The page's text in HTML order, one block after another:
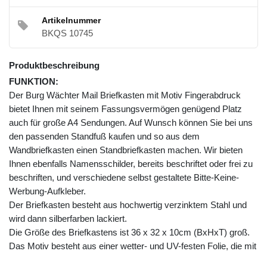
Artikelnummer
BKQS 10745
Produktbeschreibung
FUNKTION:
Der Burg Wächter Mail Briefkasten mit Motiv Fingerabdruck
bietet Ihnen mit seinem Fassungsvermögen genügend Platz
auch für große A4 Sendungen. Auf Wunsch können Sie bei uns
den passenden Standfuß kaufen und so aus dem
Wandbriefkasten einen Standbriefkasten machen. Wir bieten
Ihnen ebenfalls Namensschilder, bereits beschriftet oder frei zu
beschriften, und verschiedene selbst gestaltete Bitte-Keine-
Werbung-Aufkleber.
Der Briefkasten besteht aus hochwertig verzinktem Stahl und
wird dann silberfarben lackiert.
Die Größe des Briefkastens ist 36 x 32 x 10cm (BxHxT) groß.
Das Motiv besteht aus einer wetter- und UV-festen Folie, die mit